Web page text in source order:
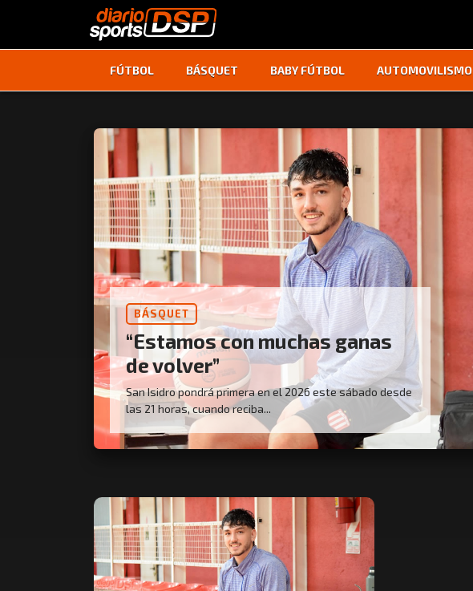
FÚTBOL BÁSQUET BABY FÚTBOL AUTOMOVILISMO
BÁSQUET
“Estamos con muchas ganas
de volver”
San Isidro pondrá primera en el 2026 este sábado desde
las 21 horas, cuando reciba...